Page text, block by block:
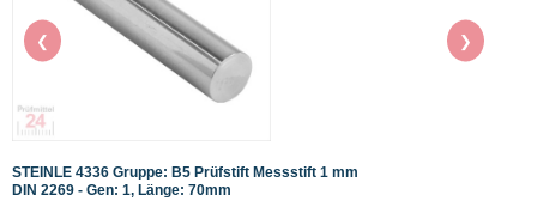
STEINLE 4336 Gruppe: B5 Prüfstift Messstift 1 mm
DIN 2269 - Gen: 1, Länge: 70mm
❮ ❯